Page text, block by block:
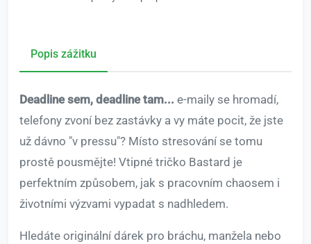
Popis zážitku
Deadline sem, deadline tam... e-maily se hromadí,
telefony zvoní bez zastávky a vy máte pocit, že jste
už dávno "v pressu"? Místo stresování se tomu
prostě pousmějte! Vtipné tričko Bastard je
perfektním způsobem, jak s pracovním chaosem i
životními výzvami vypadat s nadhledem.
Hledáte originální dárek pro bráchu, manžela nebo